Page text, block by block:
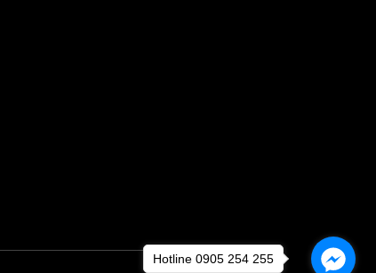
Hotline 0905 254 255